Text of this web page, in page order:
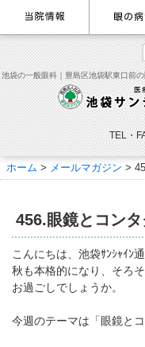
池袋の一般眼科｜豊島区池袋駅東口前
TEL・
最新情報
医師のご紹介
当院勤務医師のご紹介
院内の様子・設備
院内の様子
診療のご案内・アクセス
アクセス
診察の流れ
リンク
よくある質問
眼の病気を調べる
病名から探す
目の構造から探す
主な眼科疾患
緑内障 網
ドライアイ
も
白内障
ア
学校近視について
点眼液・眼軟膏について
眼科専門治療・特設ページ
緑内障専門治療ページ
ドライアイ専門治療ペー
黄斑疾患専門治療ページ
白内障専門治療ページ
眼形成診療ページ
抗VEGF抗体療法
東口眼科医院)
コンタクトレンズ診療
コンタクトレンズの種類
方へ
WEB予約(来院日時の設定)
一般眼科診療を予約
緑内障専門治療を予約
ドライアイ専門治療を予
白内障専門治療を予約
黄斑専門治療を予約
ご予約
ホーム > メールマガジン >
456.眼鏡とコン
こんにちは、池袋ｻﾝｼｬｲﾝ
秋も本格的になり、そろ
お過ごしでしょうか。
今週のテーマは「眼鏡と